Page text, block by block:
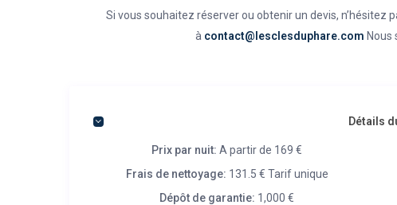
Si vous souhaitez réserver ou obtenir un devis, n’hésitez
à contact@lesclesduphare.com Nous
Détails
Prix par nuit: A partir de 169 €
Frais de nettoyage: 131.5 € Tarif unique
Dépôt de garantie: 1,000 €